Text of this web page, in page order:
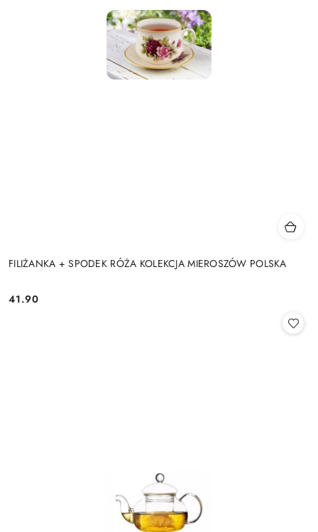
FILIŻANKA + SPODEK RÓŻA KOLEKCJA MIEROSZÓW POLSKA
Cena:
41.90